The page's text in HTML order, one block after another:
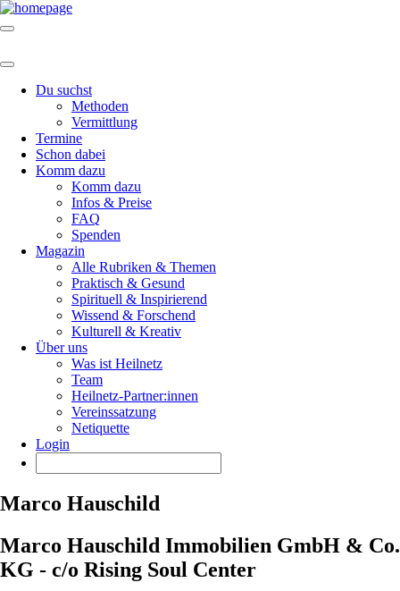
Du suchst
Methoden
Vermittlung
Termine
Schon dabei
Komm dazu
Komm dazu
Infos & Preise
FAQ
Spenden
Magazin
Alle Rubriken & Themen
Praktisch & Gesund
Spirituell & Inspirierend
Wissend & Forschend
Kulturell & Kreativ
Über uns
Was ist Heilnetz
Team
Heilnetz-Partner:innen
Vereinssatzung
Netiquette
Login
Marco Hauschild
Marco Hauschild Immobilien GmbH & Co.
KG - c/o Rising Soul Center